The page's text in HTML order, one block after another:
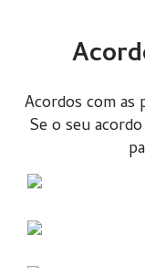
Acordos com as
Se o seu